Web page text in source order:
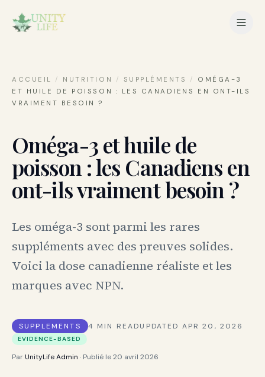
ACCUEIL / NUTRITION / SUPPLÉMENTS /
OMÉGA-3
ET HUILE DE POISSON : LES CANADIENS EN ONT-ILS
VRAIMENT BESOIN ?
Oméga-3 et huile de
poisson : les Canadiens en
ont-ils vraiment besoin ?
Les oméga-3 sont parmi les rares
suppléments avec des preuves solides.
Voici la dose canadienne réaliste et les
marques avec NPN.
SUPPLEMENTS 4 MIN READUPDATED APR 20, 2026
EVIDENCE-BASED
ParUnityLife Admin · Publié le20 avril 2026